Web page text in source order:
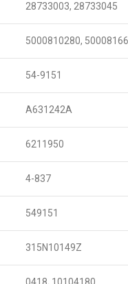
28733003, 28733045
5000810280,
54-9151
A631242A
6211950
4-837
549151
315N10149Z
0418, 10104180